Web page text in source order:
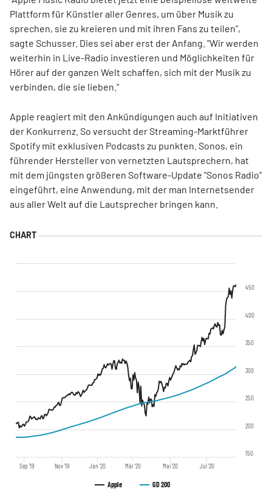
Plattform für Künstler aller Genres, um über Musik zu
sprechen, sie zu kreieren und mit ihren Fans zu teilen",
sagte Schusser. Dies sei aber erst der Anfang. "Wir werden
weiterhin in Live-Radio investieren und Möglichkeiten für
Hörer auf der ganzen Welt schaffen, sich mit der Musik zu
verbinden, die sie lieben."
Apple reagiert mit den Ankündigungen auch auf Initiativen
der Konkurrenz. So versucht der Streaming-Marktführer
Spotify mit exklusiven Podcasts zu punkten. Sonos, ein
führender Hersteller von vernetzten Lautsprechern, hat
mit dem jüngsten größeren Software-Update "Sonos Radio"
eingeführt, eine Anwendung, mit der man Internetsender
aus aller Welt auf die Lautsprecher bringen kann.
Apple GD 200
Sep '19 Nov '19 Jan '20 Mär '20 Mai '20 Jul '20
150
200
250
300
350
400
450